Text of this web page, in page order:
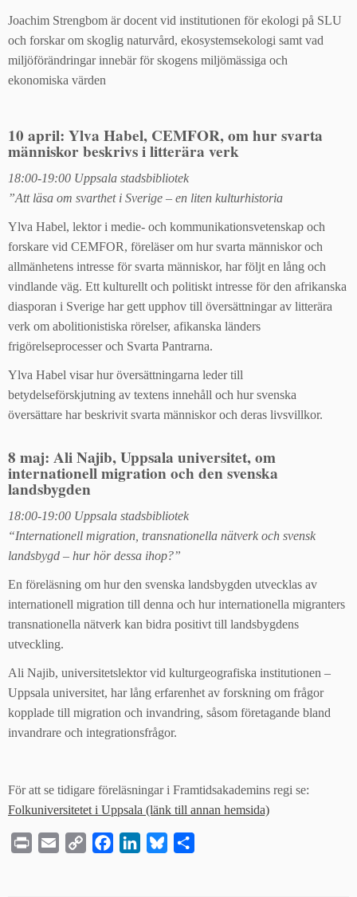
Joachim Strengbom är docent vid institutionen för ekologi på SLU
och forskar om skoglig naturvård, ekosystemsekologi samt vad
miljöförändringar innebär för skogens miljömässiga och
ekonomiska värden
10 april: Ylva Habel, CEMFOR, om hur svarta
människor beskrivs i litterära verk
18:00-19:00 Uppsala stadsbibliotek
”Att läsa om svarthet i Sverige – en liten kulturhistoria
Ylva Habel, lektor i medie- och kommunikationsvetenskap och
forskare vid CEMFOR, föreläser om hur svarta människor och
allmänhetens intresse för svarta människor, har följt en lång och
vindlande väg. Ett kulturellt och politiskt intresse för den afrikanska
diasporan i Sverige har gett upphov till översättningar av litterära
verk om abolitionistiska rörelser, afikanska länders
frigörelseprocesser och Svarta Pantrarna.
Ylva Habel visar hur översättningarna leder till
betydelseförskjutning av textens innehåll och hur svenska
översättare har beskrivit svarta människor och deras livsvillkor.
8 maj: Ali Najib, Uppsala universitet, om
internationell migration och den svenska
landsbygden
18:00-19:00 Uppsala stadsbibliotek
“Internationell migration, transnationella nätverk och svensk
landsbygd – hur hör dessa ihop?”
En föreläsning om hur den svenska landsbygden utvecklas av
internationell migration till denna och hur internationella migranters
transnationella nätverk kan bidra positivt till landsbygdens
utveckling.
Ali Najib, universitetslektor vid kulturgeografiska institutionen –
Uppsala universitet, har lång erfarenhet av forskning om frågor
kopplade till migration och invandring, såsom företagande bland
invandrare och integrationsfrågor.
För att se tidigare föreläsningar i Framtidsakademins regi se:
Folkuniversitetet i Uppsala (länk till annan hemsida)